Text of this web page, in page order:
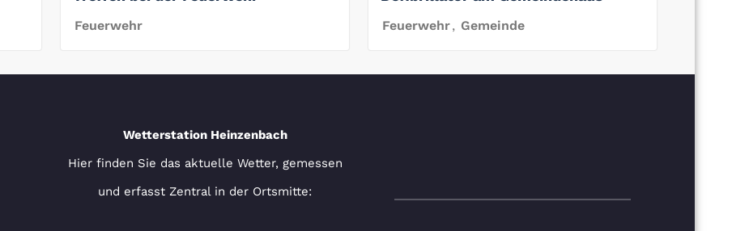
Feuerwehr Feuerwehr, Gemeinde
Wetterstation Heinzenbach
Hier finden Sie das aktuelle Wetter, gemessen
und erfasst Zentral in der Ortsmitte: